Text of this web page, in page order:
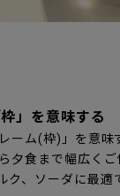
」を意味する
ーム(枠)」を意味
夕食まで幅広くご
ク、ソーダに最適